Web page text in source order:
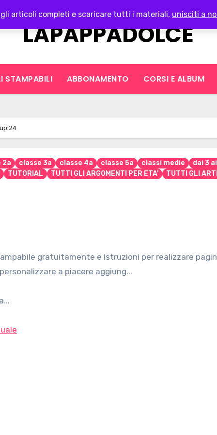
gli articoli completi e scaricare tutti i materiali, unisciti a
LAPAPPADOLCE
STAMPABILI ABBONAMENTO CORSI E ALBUM
24
2a classe 3a classe 4a classe 5a classi medie
dai 3
TUTORIAL TUTTI GLI ARGOMENTI PER ETA' TUTTI GLI
a piacere aggiung...